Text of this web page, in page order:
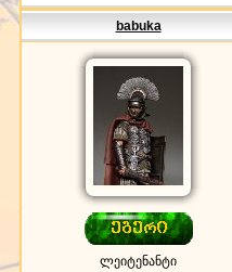
babuka
ლეიტენანტი